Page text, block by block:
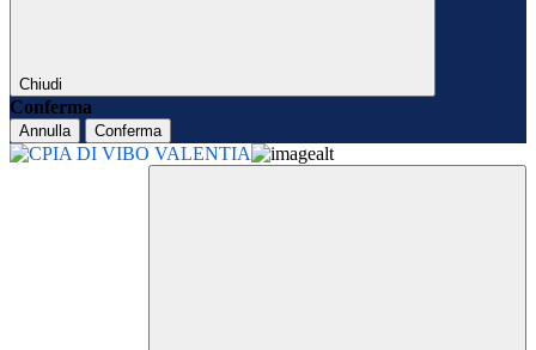
Chiudi
Conferma
Annulla Conferma